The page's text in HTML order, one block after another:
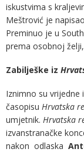
iskustvima s
Meštrović je
Preminuo je u
prema osobnoj
Zabilješke iz
Iznimno su vrijedne
časopisu Hrvatska
umjetnik. Hrvatska
izvanstranačke
nakon odlaska